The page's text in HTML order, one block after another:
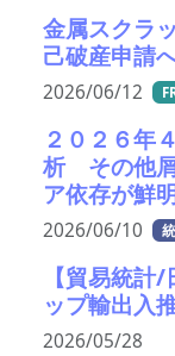
金属スクラ
己破産申請
2026/06/12
２０２６年
析 その他
ア依存が鮮
2026/06/10
【貿易統
ップ輸出入
2026/05/28